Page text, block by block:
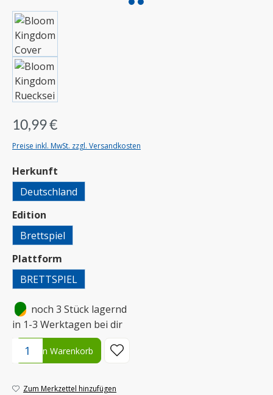
10,99 €
Preise inkl. MwSt. zzgl. Versandkosten
Herkunft
Deutschland
Edition
Brettspiel
Plattform
BRETTSPIEL
noch 3 Stück lagernd
in 1-3 Werktagen bei dir
Produkt Anzahl: Gib den gewünschten Wert ein oder benutze
In den Warenkorb
Zum Merkzettel hinzufügen